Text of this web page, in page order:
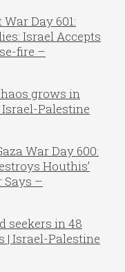
Day 601:
Israel Accepts
fire –
grows in
Palestine
War Day 600:
Houthis’
Says –
seekers in 48
| Israel-Palestine